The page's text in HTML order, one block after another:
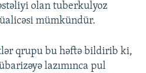
olan tuberkulyoz
mümkündür.
qrupu bu həftə bildirib ki,
lazımınca pul